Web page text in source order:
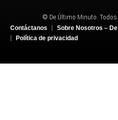
© De Último Minuto.
Contáctanos
Sobre Nosotros –
Política de privacidad